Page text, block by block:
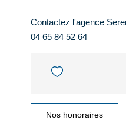
Contactez l'agence
04 65 84 52 64
Nos honoraires